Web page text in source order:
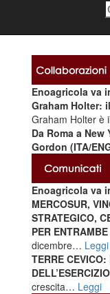
Enoagricola va
Graham Holter:
Graham Holter è
Da Roma a
Gordon (ITA/
Enoagricola va
MERCOSUR,
STRATEGICO,
PER
dicembre… Leggi
TERRE CEVICO:
crescita… Leggi